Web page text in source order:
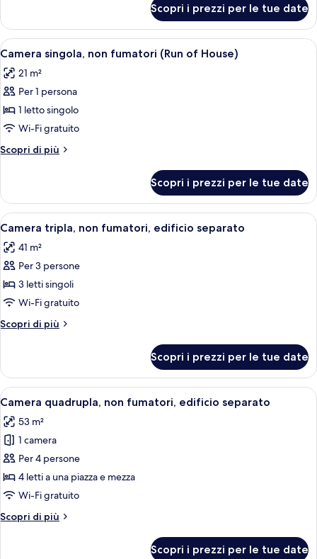
(Run
of
House)
doppia,
non
fumatori
of
House)
Scopri i prezzi per le tue date
Apri
tutte
le
foto
per
Camera
singola,
non
(Run
of
House)
Una camera d'albergo con un letto
4
Camera singola, non fumatori (Run of House)
21 m²
Per 1 persona
1 letto singolo
Wi-Fi gratuito
Scopri di più
Altri
singola,
non
fumatori
of
House)
Scopri i prezzi per le tue date
Apri
tutte
le
foto
per
Camera
tripla,
non
edificio
separato
Una camera d'albergo con tre letti,
5
Camera tripla, non fumatori, edificio separato
41 m²
Per 3 persone
3 letti singoli
Wi-Fi gratuito
Scopri di più
Altri
tripla,
non
fumatori,
separato
Scopri i prezzi per le tue date
Apri
tutte
le
foto
per
Camera
quadrupla,
fumatori,
Camera d'albergo con due letti, una
5
Camera quadrupla, non fumatori, edificio separato
53 m²
1 camera
Per 4 persone
4 letti a una piazza e mezza
Wi-Fi gratuito
Scopri di più
Altri
Scopri i prezzi per le tue date